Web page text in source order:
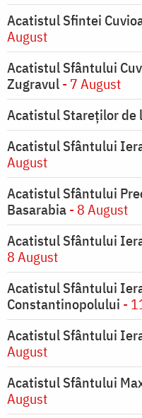
Acatistul Sfintei
August
Acatistul Sfântului
Zugravul- 7 August
Acatistul Stareţilor de
Acatistul Sfântului
August
Acatistul Sfântului
Basarabia- 8 August
Acatistul Sfântului
8 August
Acatistul Sfântului
Constantinopolului -
Acatistul Sfântului
August
Acatistul Sfântului
August